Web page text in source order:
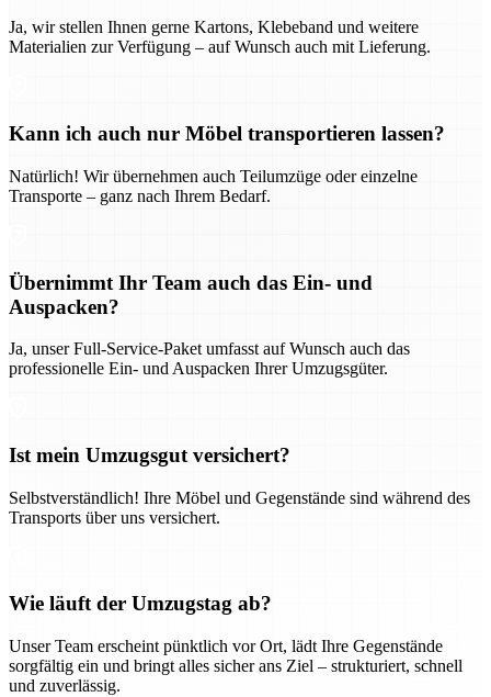
Ja, wir stellen Ihnen gerne Kartons, Klebeband und weitere
Materialien zur Verfügung – auf Wunsch auch mit Lieferung.
Kann ich auch nur Möbel transportieren lassen?
Natürlich! Wir übernehmen auch Teilumzüge oder einzelne
Transporte – ganz nach Ihrem Bedarf.
Übernimmt Ihr Team auch das Ein- und
Auspacken?
Ja, unser Full-Service-Paket umfasst auf Wunsch auch das
professionelle Ein- und Auspacken Ihrer Umzugsgüter.
Ist mein Umzugsgut versichert?
Selbstverständlich! Ihre Möbel und Gegenstände sind während des
Transports über uns versichert.
Wie läuft der Umzugstag ab?
Unser Team erscheint pünktlich vor Ort, lädt Ihre Gegenstände
sorgfältig ein und bringt alles sicher ans Ziel – strukturiert, schnell
und zuverlässig.